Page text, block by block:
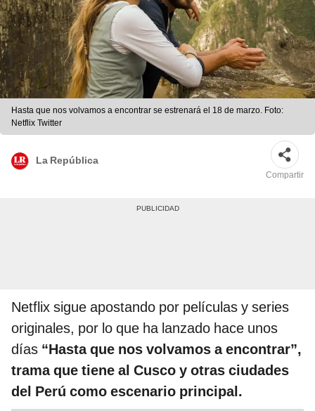
Hasta que nos volvamos a encontrar se estrenará el 18 de marzo. Foto:
Netflix Twitter
La República
Compartir
Netflix sigue apostando por películas y series
originales, por lo que ha lanzado hace unos
días “Hasta que nos volvamos a encontrar”,
trama que tiene al Cusco y otras ciudades
del Perú como escenario principal.